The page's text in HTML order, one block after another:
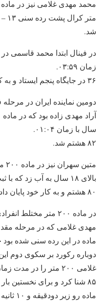
شد.
زمان ۰۳:۵۹.
۳۶ در جایگاه پنجم ایستاد و به کار خود در این ماده پایان داد.
دومین نماینده ایران در
سال با زمان ۰۱:۰۴.
۸۲ هشتم شد.
بالای ۱۸ سال به آب زد که با ثبت زمان ۰۲:۰۷.
۸۰ هشتم و به کار خود پایان داد.
مهدی غلامی که در مرحله
ماده در این رده سنی شده
دوباره رکورد بر سکوی دوم
غلامی ۲۰۰ متر را در مدت زمان ۲:۰۹.
۸۵ شنا کرد و برای نخستین
ماده رو زیر دودقیقه و ۱۰ ثانیه شنا می کند.